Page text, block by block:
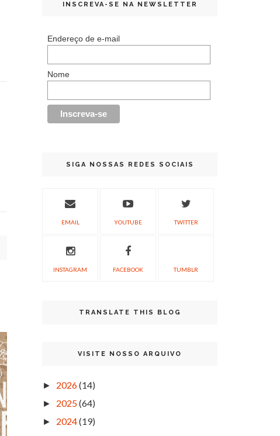
INSCREVA-SE NA NEWSLETTER
Endereço de e-mail
Nome
SIGA NOSSAS REDES SOCIAIS
EMAIL YOUTUBE TWITTER
INSTAGRAM FACEBOOK TUMBLR
TRANSLATE THIS BLOG
VISITE NOSSO ARQUIVO
► 2026(14)
► 2025(64)
► 2024(19)